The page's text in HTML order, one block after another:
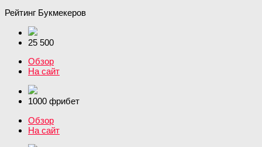
Рейтинг Букмекеров
25 500
Обзор
На сайт
1000 фрибет
Обзор
На сайт